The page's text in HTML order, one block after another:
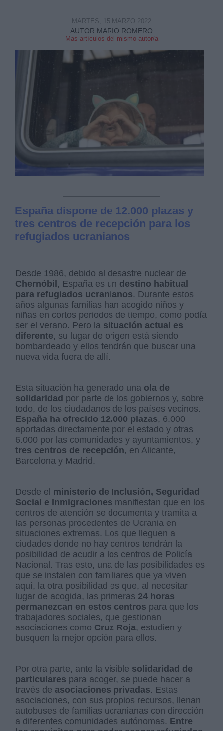
AUTOR MARIO ROMERO
Mas artículos del mismo autor/a
MARTES, 15 MARZO 2022
España dispone de 12.000 plazas y
tres centros de recepción para los
refugiados ucranianos
Desde 1986, debido al desastre nuclear de
Chernóbil, España es un destino habitual
para refugiados ucranianos. Durante estos
años algunas familias han acogido niños y
niñas en cortos periodos de tiempo, como podía
ser el verano. Pero la situación actual es
diferente, su lugar de origen está siendo
bombardeado y ellos tendrán que buscar una
nueva vida fuera de allí.
Esta situación ha generado una ola de
solidaridad por parte de los gobiernos y, sobre
todo, de los ciudadanos de los países vecinos.
España ha ofrecido 12.000 plazas, 6.000
aportadas directamente por el estado y otras
6.000 por las comunidades y ayuntamientos, y
tres centros de recepción, en Alicante,
Barcelona y Madrid.
Desde el ministerio de Inclusión, Seguridad
Social e Inmigraciones manifiestan que en los
centros de atención se documenta y tramita a
las personas procedentes de Ucrania en
situaciones extremas. Los que lleguen a
ciudades donde no hay centros tendrán la
posibilidad de acudir a los centros de Policía
Nacional. Tras esto, una de las posibilidades es
que se instalen con familiares que ya viven
aquí, la otra posibilidad es que, al necesitar
lugar de acogida, las primeras 24 horas
permanezcan en estos centros para que los
trabajadores sociales, que gestionan
asociaciones como Cruz Roja, estudien y
busquen la mejor opción para ellos.
Por otra parte, ante la visible solidaridad de
particulares para acoger, se puede hacer a
través de asociaciones privadas. Estas
asociaciones, con sus propios recursos, llenan
autobuses de familias ucranianas con dirección
a diferentes comunidades autónomas. Entre